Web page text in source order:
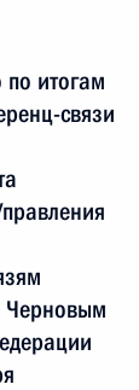
по итогам
связи
Черновым